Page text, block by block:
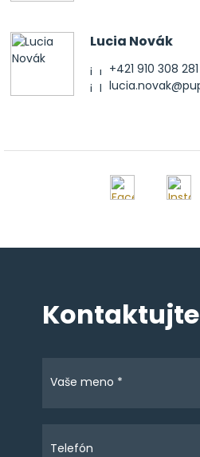
Vaše meno *
Telefón
Lucia Novák
+421 910 308 281